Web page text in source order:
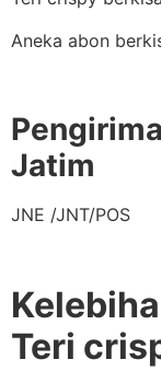
Aneka abon
Jatim
JNE /JNT/POS
Teri